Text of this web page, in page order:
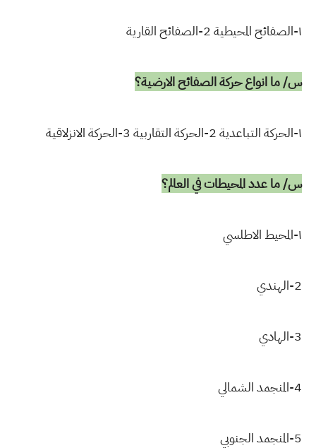
١-الصفائح المحيطية 2-الصفائح القارية
س/ ما انواع حركة الصفائح الارضية؟
١-الحركة التباعدية 2-الحركة التقاربية 3-الحركة الانزلاقية
س/ ما عدد المحيطات في العالم؟
١-المحيط الاطلسي
2-الهندي
3-الهادي
4-المنجمد الشمالي
5-المنجمد الجنوبي